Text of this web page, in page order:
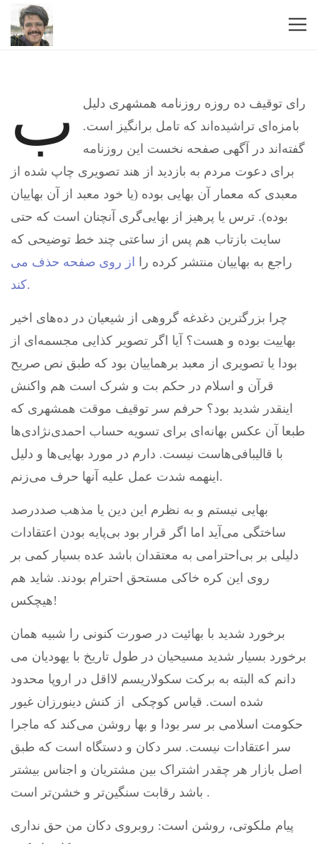
ب
رای توقیف ده روزه روزنامه همشهری دلیل
بامزه‌ای تراشیده‌اند که تامل برانگیز است.
گفته‌اند در آگهی صفحه نخست این روزنامه
برای دعوت مردم به بازدید از هند تصویری چاپ شده از
معبدی که معمار آن بهایی بوده (یا خود معبد از آن بهاییان
بوده). ترس یا پرهیز از بهایی‌گری آنچنان است که حتی
سایت بازتاب هم پس از ساعتی چند خط توضیحی که
راجع به بهاییان منتشر کرده را
از روی صفحه حذف می
کند.
چرا بزرگترین دغدغه گروهی از شیعیان در ده‌های اخیر
بهاییت بوده و هست؟ آیا اگر تصویر کذایی مجسمه‌ای از
بودا یا تصویری از معبد برهماییان بود که طبق نص صریح
قرآن و اسلام در حکم بت و شرک است هم واکنش
اینقدر شدید بود؟ حرفم سر توقیف موقت همشهری که
طبعا آن عکس بهانه‌‌ای برای تسویه حساب احمدی‌نژادی‌ها
با قالیبافی‌هاست نیست. دارم در مورد بهایی‌ها و دلیل
اینهمه شدت عمل علیه آنها حرف می‌زنم.
بهایی نیستم و به نظرم این دین یا مذهب صددرصد
ساختگی می‌آید اما اگر قرار بود بی‌پایه بودن اعتقادات
دلیلی بر بی‌احترامی به معتقدان باشد عده بسیار کمی بر
روی این کره خاکی مستحق احترام بودند. شاید هم
هیچکس!
برخورد شدید با بهائیت در صورت کنونی را شبیه همان
برخورد بسیار شدید مسیحیان در طول تاریخ با یهودیان می
دانم که البته به برکت سکولاریسم لااقل در اروپا محدود
شده است. قیاس کوچکی از کنش دینورزان غیور
حکومت اسلامی بر سر بودا و بها روشن می‌کند که ماجرا
سر اعتقادات نیست. سر دکان و دستگاه است که طبق
اصل بازار هر چقدر اشتراک بین مشتریان و اجناس بیشتر
باشد رقابت سنگین‌تر و خشن‌تر است .
پیام ملکوتی، روشن است: روبروی دکان من حق نداری